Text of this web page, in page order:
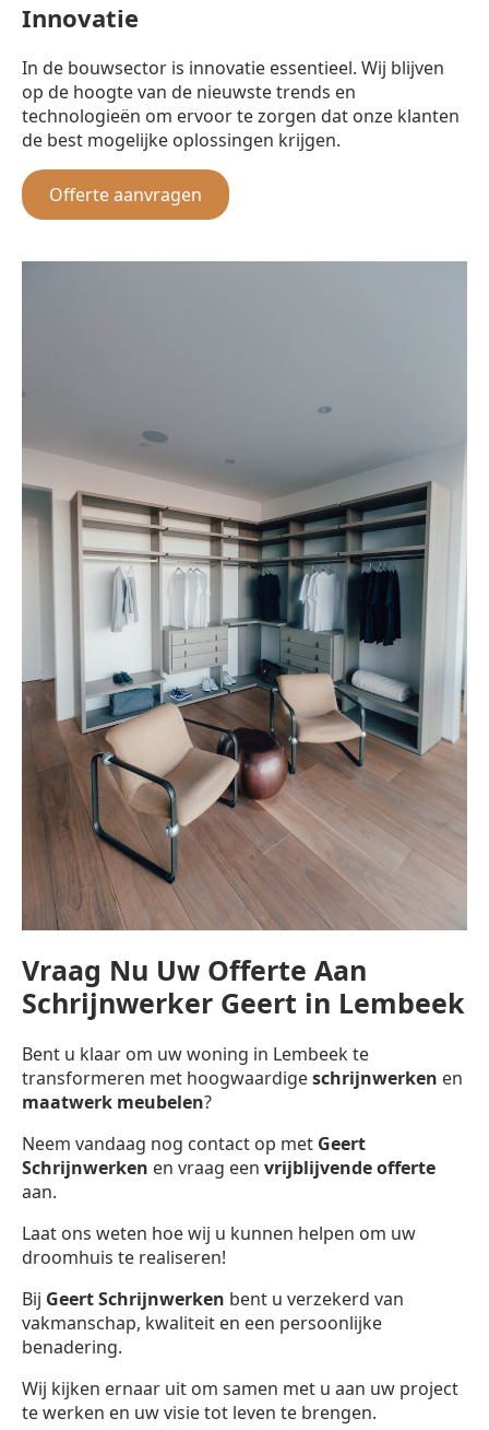
Innovatie
In de bouwsector is innovatie essentieel. Wij blijven
op de hoogte van de nieuwste trends en
technologieën om ervoor te zorgen dat onze klanten
de best mogelijke oplossingen krijgen.
Offerte aanvragen
Vraag Nu Uw Offerte Aan
Schrijnwerker Geert in Lembeek
Bent u klaar om uw woning in Lembeek te
transformeren met hoogwaardigeschrijnwerken en
maatwerk meubelen?
Neem vandaag nog contact op met Geert
Schrijnwerken en vraag een vrijblijvende offerte
aan.
Laat ons weten hoe wij u kunnen helpen om uw
droomhuis te realiseren!
Bij Geert Schrijnwerken bent u verzekerd van
vakmanschap, kwaliteit en een persoonlijke
benadering.
Wij kijken ernaar uit om samen met u aan uw project
te werken en uw visie tot leven te brengen.